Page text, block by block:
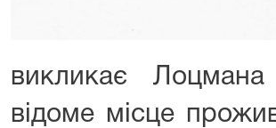
викликає
відоме місце